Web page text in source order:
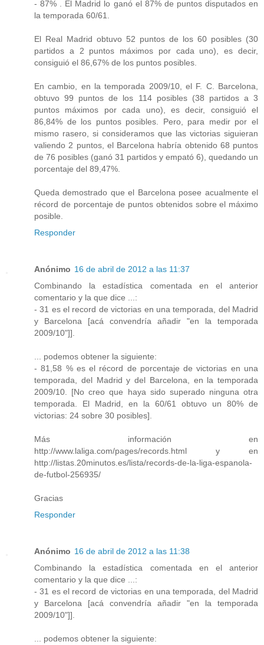
- 87% . El Madrid lo ganó el 87% de puntos disputados en
la temporada 60/61.
El Real Madrid obtuvo 52 puntos de los 60 posibles (30
partidos a 2 puntos máximos por cada uno), es decir,
consiguió el 86,67% de los puntos posibles.
En cambio, en la temporada 2009/10, el F. C. Barcelona,
obtuvo 99 puntos de los 114 posibles (38 partidos a 3
puntos máximos por cada uno), es decir, consiguió el
86,84% de los puntos posibles. Pero, para medir por el
mismo rasero, si consideramos que las victorias siguieran
valiendo 2 puntos, el Barcelona habría obtenido 68 puntos
de 76 posibles (ganó 31 partidos y empató 6), quedando un
porcentaje del 89,47%.
Queda demostrado que el Barcelona posee acualmente el
récord de porcentaje de puntos obtenidos sobre el máximo
posible.
Responder
Anónimo 16 de abril de 2012 a las 11:37
Combinando la estadística comentada en el anterior
comentario y la que dice ...:
- 31 es el record de victorias en una temporada, del Madrid
y Barcelona [acá convendría añadir "en la temporada
2009/10"]].
... podemos obtener la siguiente:
- 81,58 % es el récord de porcentaje de victorias en una
temporada, del Madrid y del Barcelona, en la temporada
2009/10. [No creo que haya sido superado ninguna otra
temporada. El Madrid, en la 60/61 obtuvo un 80% de
victorias: 24 sobre 30 posibles].
Más información en
http://www.laliga.com/pages/records.html y en
http://listas.20minutos.es/lista/records-de-la-liga-espanola-
de-futbol-256935/
Gracias
Responder
Anónimo 16 de abril de 2012 a las 11:38
Combinando la estadística comentada en el anterior
comentario y la que dice ...:
- 31 es el record de victorias en una temporada, del Madrid
y Barcelona [acá convendría añadir "en la temporada
2009/10"]].
... podemos obtener la siguiente: